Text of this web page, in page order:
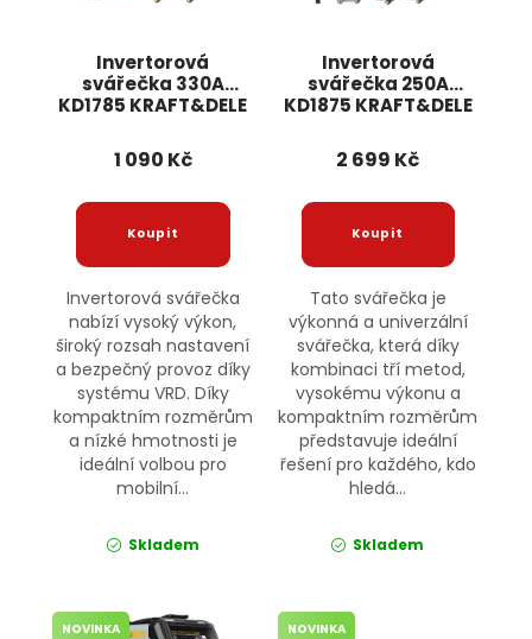
Invertorová
svářečka 330A
KD1785 KRAFT&DELE
1 090 Kč
Invertorová svářečka
nabízí vysoký výkon,
široký rozsah nastavení
a bezpečný provoz díky
systému VRD. Díky
kompaktním rozměrům
a nízké hmotnosti je
ideální volbou pro
mobilní...
Skladem
Invertorová
svářečka 250A
KD1875 KRAFT&DELE
2 699 Kč
Tato svářečka je
výkonná a univerzální
svářečka, která díky
kombinaci tří metod,
vysokému výkonu a
kompaktním rozměrům
představuje ideální
řešení pro každého, kdo
hledá...
Skladem
NOVINKA NOVINKA